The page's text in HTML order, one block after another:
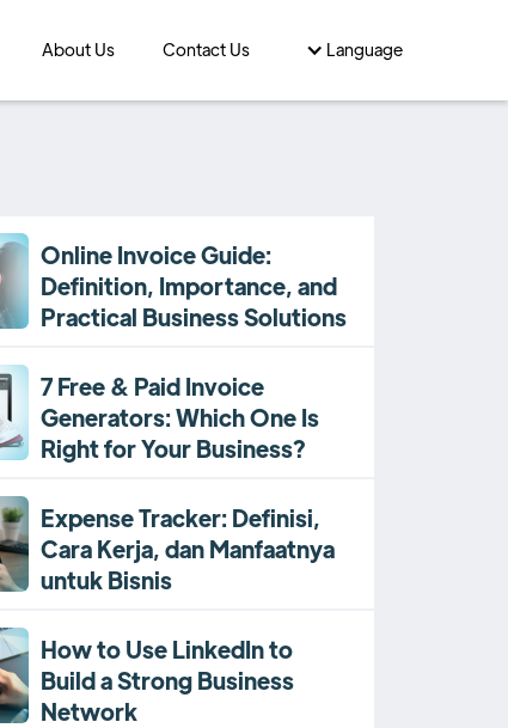
About Us Contact Us Language
Online Invoice Guide:
Definition, Importance, and
Practical Business Solutions
7 Free & Paid Invoice
Generators: Which One Is
Right for Your Business?
Expense Tracker: Definisi,
Cara Kerja, dan Manfaatnya
untuk Bisnis
How to Use LinkedIn to
Build a Strong Business
Network